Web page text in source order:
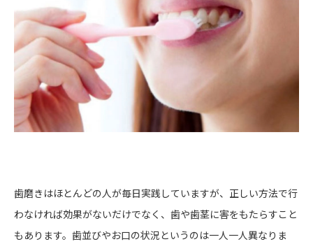
歯磨きはほとんどの人が毎日実践していますが、正しい方法で行
わなければ効果がないだけでなく、歯や歯茎に害をもたらすこと
もあります。歯並びやお口の状況というのは一人一人異なりま